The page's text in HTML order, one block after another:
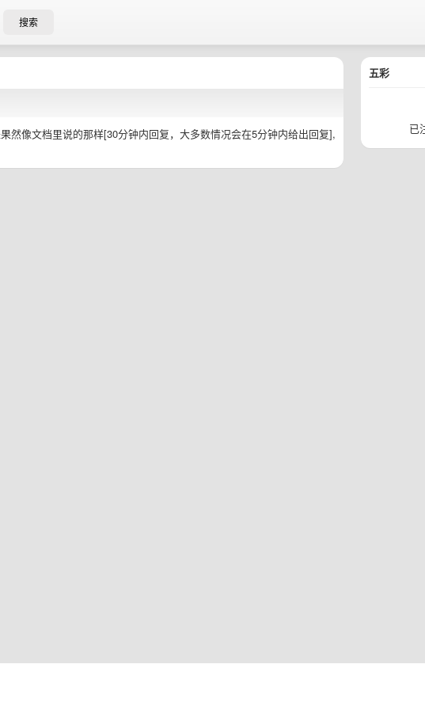
搜索
然像文档里说的那样[30分钟内回复，大多数情况会在5分钟内给出回复],
五彩
已